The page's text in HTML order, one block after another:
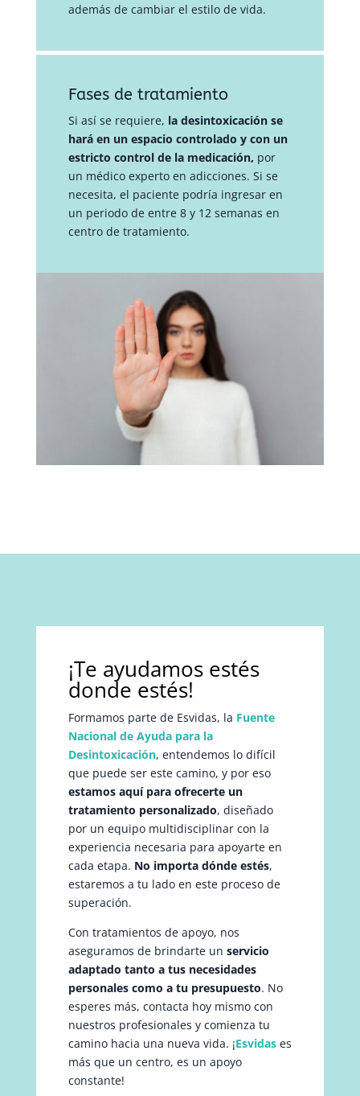
además de cambiar el estilo de vida.
Fases de tratamiento
Si así se requiere, la desintoxicación se
hará en un espacio controlado y con un
estricto control de la medicación, por
un médico experto en adicciones. Si se
necesita, el paciente podría ingresar en
un periodo de entre 8 y 12 semanas en
centro de tratamiento.
¡Te ayudamos estés
donde estés!
Formamos parte de Esvidas, la Fuente
Nacional de Ayuda para la
Desintoxicación, entendemos lo difícil
que puede ser este camino, y por eso
estamos aquí para ofrecerte un
tratamiento personalizado, diseñado
por un equipo multidisciplinar con la
experiencia necesaria para apoyarte en
cada etapa. No importa dónde estés,
estaremos a tu lado en este proceso de
superación.
Con tratamientos de apoyo, nos
aseguramos de brindarte un servicio
adaptado tanto a tus necesidades
personales como a tu presupuesto. No
esperes más, contacta hoy mismo con
nuestros profesionales y comienza tu
camino hacia una nueva vida. ¡Esvidas es
más que un centro, es un apoyo
constante!